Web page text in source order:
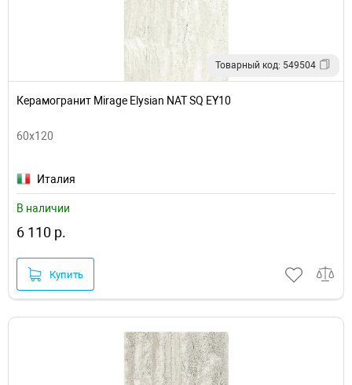
Товарный код: 549504
Керамогранит Mirage Elysian NAT SQ EY10
60x120
Италия
В наличии
6 110 р.
Купить